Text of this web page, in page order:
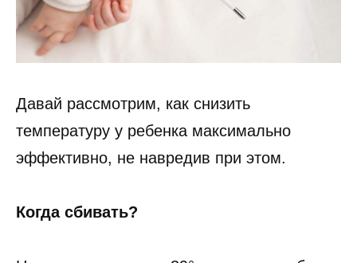
Давай рассмотрим, как снизить
температуру у ребенка максимально
эффективно, не навредив при этом.
Когда сбивать?